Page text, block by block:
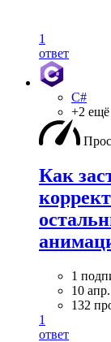
1
ответ
C#
+2 ещё
Как
1
10 апр.
132
1
ответ